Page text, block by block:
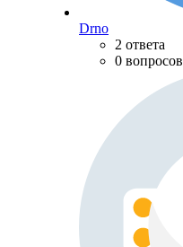
Drno
2 ответа
0 вопросов